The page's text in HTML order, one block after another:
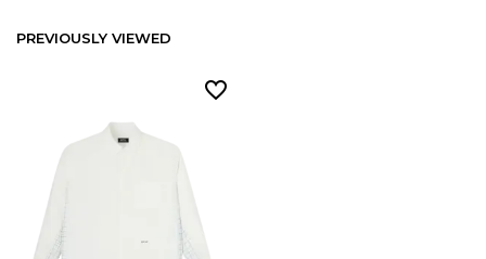
PREVIOUSLY VIEWED